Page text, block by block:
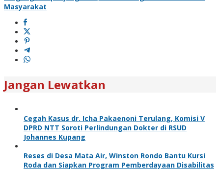
Masyarakat
Jangan Lewatkan
Cegah Kasus dr. Icha Pakaenoni Terulang, Komisi V
DPRD NTT Soroti Perlindungan Dokter di RSUD
Johannes Kupang
Reses di Desa Mata Air, Winston Rondo Bantu Kursi
Roda dan Siapkan Program Pemberdayaan Disabilitas